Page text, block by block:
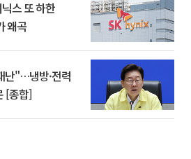
스 또 하한
왜곡
난"…냉방·전력
[종합]